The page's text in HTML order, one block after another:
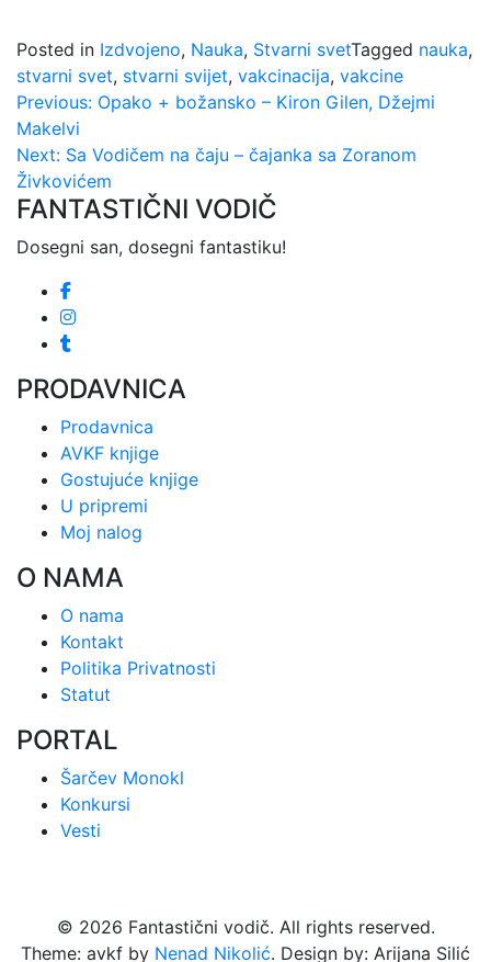
Posted in Izdvojeno, Nauka, Stvarni svetTagged nauka,
stvarni svet, stvarni svijet, vakcinacija, vakcine
Kretanje
članka
Previous: Opako + božansko – Kiron Gilen, Džejmi
Makelvi
Next: Sa Vodičem na čaju – čajanka sa Zoranom
Živkovićem
FANTASTIČNI VODIČ
Dosegni san, dosegni fantastiku!
PRODAVNICA
Prodavnica
AVKF knjige
Gostujuće knjige
U pripremi
Moj nalog
O NAMA
O nama
Kontakt
Politika Privatnosti
Statut
PORTAL
Šarčev Monokl
Konkursi
Vesti
© 2026 Fantastični vodič. All rights reserved.
Theme: avkf by Nenad Nikolić. Design by: Arijana Silić